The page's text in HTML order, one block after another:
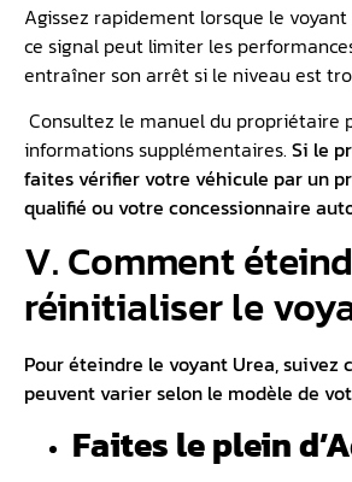
Agissez rapidement lorsque le voyant
ce signal peut limiter les
entraîner son arrêt si le niveau est
Consultez le manuel du propriétaire
informations supplémentaires. Si le
faites vérifier votre véhicule par un
qualifié ouvotre concessionnaire
V. Comment
réinitialiser le
Pour éteindre le voyant Urea, suivez
peuvent varier selon le modèle de
Faites le plein